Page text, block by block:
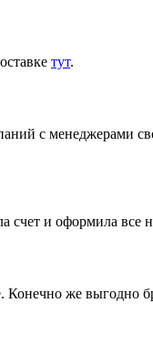
тут.
с менеджерами
счет и оформила
Конечно же